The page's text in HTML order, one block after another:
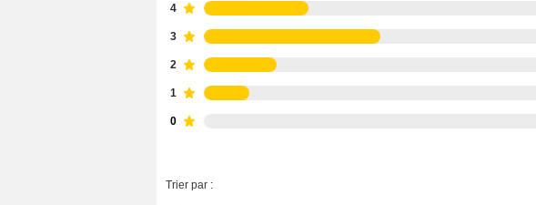
4
3
2
1
0
Trier par :